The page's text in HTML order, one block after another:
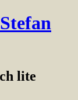
lite